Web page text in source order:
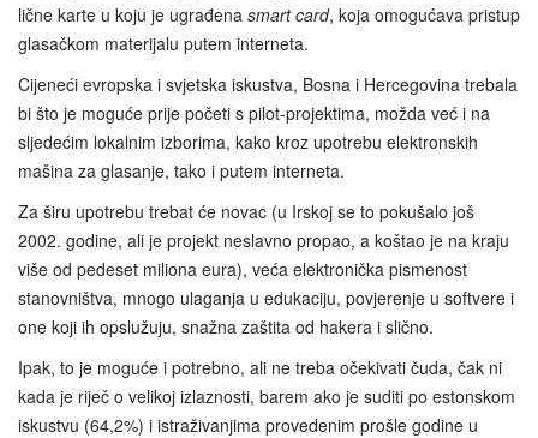
lične karte u koju je ugrađena smart card, koja omogućava pristup
glasačkom materijalu putem interneta.
Cijeneći evropska i svjetska iskustva, Bosna i Hercegovina trebala
bi što je moguće prije početi s pilot-projektima, možda već i na
sljedećim lokalnim izborima, kako kroz upotrebu elektronskih
mašina za glasanje, tako i putem interneta.
Za širu upotrebu trebat će novac (u Irskoj se to pokušalo još
2002. godine, ali je projekt neslavno propao, a koštao je na kraju
više od pedeset miliona eura), veća elektronička pismenost
stanovništva, mnogo ulaganja u edukaciju, povjerenje u softvere i
one koji ih opslužuju, snažna zaštita od hakera i slično.
Ipak, to je moguće i potrebno, ali ne treba očekivati čuda, čak ni
kada je riječ o velikoj izlaznosti, barem ako je suditi po estonskom
iskustvu (64,2%) i istraživanjima provedenim prošle godine u